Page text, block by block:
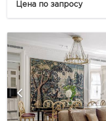
прудов, в тихом месте на
Цена по запросу